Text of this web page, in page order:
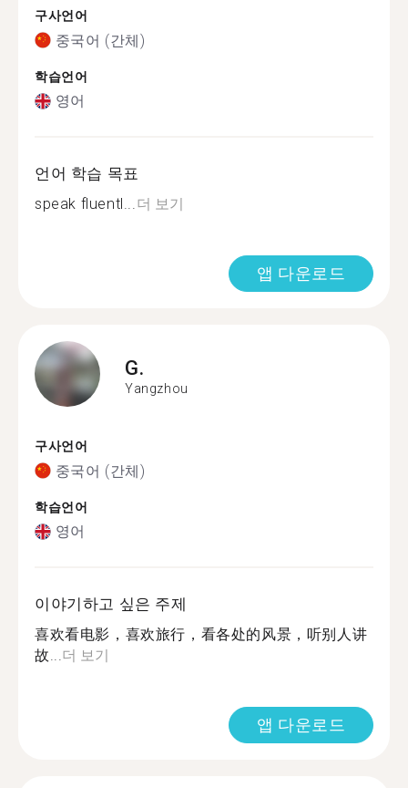
구사언어
중국어 (간체)
학습언어
영어
언어 학습 목표
speak fluentl...더 보기
앱 다운로드
G.
Yangzhou
구사언어
중국어 (간체)
학습언어
영어
이야기하고 싶은 주제
喜欢看电影，喜欢旅行，看各处的风景，听别人讲
故...더 보기
앱 다운로드